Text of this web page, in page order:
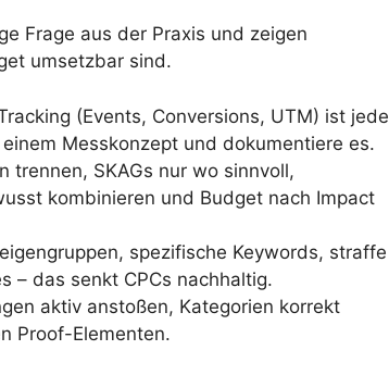
Frage aus der Praxis und zeigen
umsetzbar sind.
(Events, Conversions, UTM) ist jede
Messkonzept und dokumentiere es.
trennen, SKAGs nur wo sinnvoll,
kombinieren und Budget nach Impact
spezifische Keywords, straffe
– das senkt CPCs nachhaltig.
aktiv anstoßen, Kategorien korrekt
Proof-Elementen.